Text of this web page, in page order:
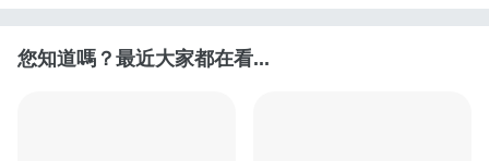
您知道嗎？最近大家都在看...